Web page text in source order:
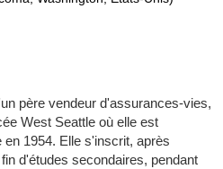
père vendeur d'assurances-vies,
West Seattle où elle est
1954. Elle s'inscrit, après
d'études secondaires, pendant